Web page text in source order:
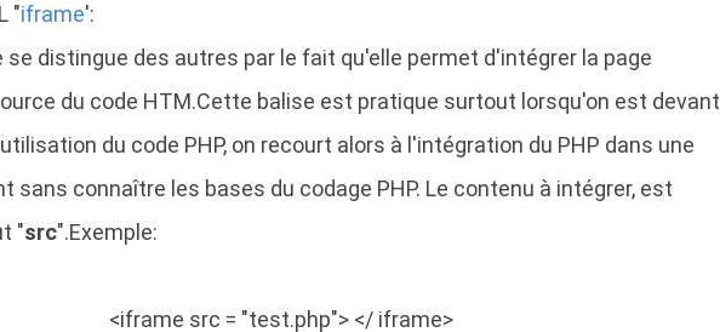
"iframe':
se distingue des autres par le fait qu'elle permet d'intégrer la page
du code HTM.Cette balise est pratique surtout lorsqu'on est devant
du code PHP, on recourt alors à l'intégration du PHP dans une
sans connaître les bases du codage PHP. Le contenu à intégrer, est
"src".Exemple:
<iframe src = "test.php"> </ iframe>